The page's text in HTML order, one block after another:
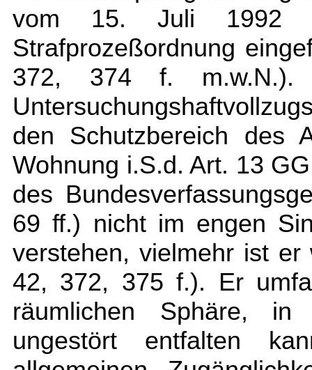
vom 15. Juli 1992
Strafprozeßordnung
372, 374 f. m.w.N.).
den Schutzbereich des
Wohnung i.S.d. Art. 13
des
69 ff.) nicht im engen
verstehen, vielmehr ist
42, 372, 375 f.). Er
räumlichen Sphäre,
ungestört entfalten